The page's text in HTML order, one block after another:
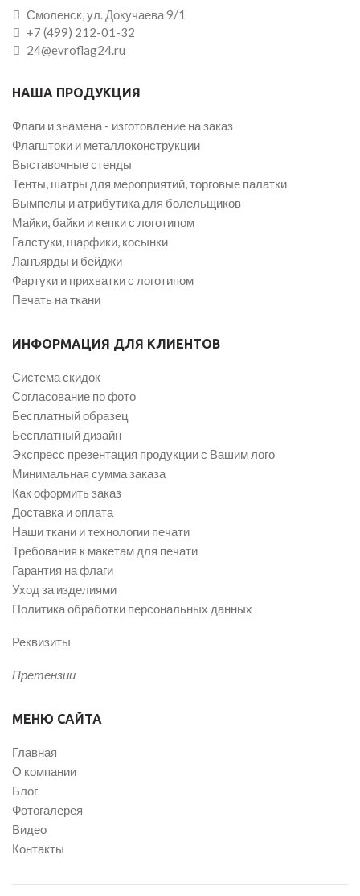
Смоленск, ул. Докучаева 9/1
+7 (499) 212-01-32
24@evroflag24.ru
НАША ПРОДУКЦИЯ
Флаги и знамена - изготовление на заказ
Флагштоки и металлоконструкции
Выставочные стенды
Тенты, шатры для мероприятий, торговые палатки
Вымпелы и атрибутика для болельщиков
Майки, байки и кепки с логотипом
Галстуки, шарфики, косынки
Ланъярды и бейджи
Фартуки и прихватки с логотипом
Печать на ткани
ИНФОРМАЦИЯ ДЛЯ КЛИЕНТОВ
Система скидок
Согласование по фото
Бесплатный образец
Бесплатный дизайн
Экспресс презентация продукции с Вашим лого
Минимальная сумма заказа
Как оформить заказ
Доставка и оплата
Наши ткани и технологии печати
Требования к макетам для печати
Гарантия на флаги
Уход за изделиями
Политика обработки персональных данных
Реквизиты
Претензии
МЕНЮ САЙТА
Главная
О компании
Блог
Фотогалерея
Видео
Контакты